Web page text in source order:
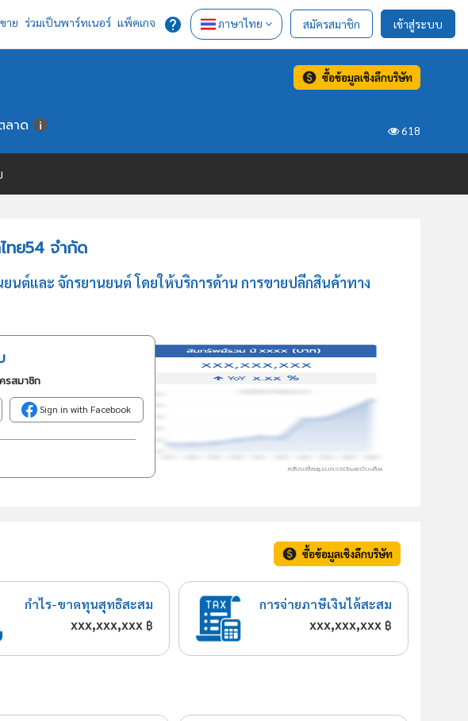
าย ร่วมเป็นพาร์ทเนอร์ แพ็คเกจ ภาษาไทย สมัครสมาชิก เข้าสู่ระบบ
ซื้อข้อมูลเชิงลึกบริษัท
618
ลาด
ทย54 จำกัด
ต์และ จักรยานยนต์ โดยให้บริการด้าน การขายปลีกสินค้าทาง
รสมาชิก
Sign in with Facebook
ซื้อข้อมูลเชิงลึกบริษัท
กำไร-ขาดทุนสุทธิสะสม
xxx,xxx,xxx ฿
การจ่ายภาษีเงินได้สะสม
xxx,xxx,xxx ฿